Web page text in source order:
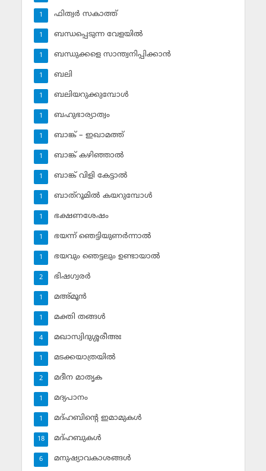
ഫിത്വര്‍ സകാത്ത്‌
1
ബന്ധപ്പെടുന്ന വേളയില്‍
1
ബന്ധുക്കളെ സാന്ത്വനിപ്പിക്കാന്‍
1
ബലി
1
ബലിയറുക്കുമ്പോള്‍
1
ബഹുഭാര്യാത്വം
1
ബാങ്ക് – ഇഖാമത്ത്
1
ബാങ്ക് കഴിഞ്ഞാല്‍
1
ബാങ്ക് വിളി കേട്ടാല്‍
1
ബാത്‌റൂമില്‍ കയറുമ്പോള്‍
1
ഭക്ഷണശേഷം
1
ഭയന്ന് ഞെട്ടിയുണര്‍ന്നാല്‍
1
ഭയവും ഞെട്ടലും ഉണ്ടായാല്‍
1
ഭിഷഗ്വരര്‍
2
മഅ്മൂന്‍
1
മക്തി തങ്ങള്‍
1
മഖാസ്വിദുശ്ശരീഅഃ
4
മടക്കയാത്രയില്‍
1
മദീന മാതൃക
2
മദ്യപാനം
1
മദ്ഹബിന്റെ ഇമാമുകള്‍
1
മദ്ഹബുകള്‍
18
മനുഷ്യാവകാശങ്ങള്‍
6